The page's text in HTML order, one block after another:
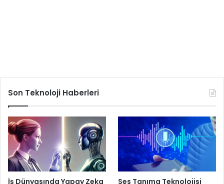
Son Teknoloji Haberleri
İş Dünyasında Yapay Zeka Ses Tanıma Teknolojisi